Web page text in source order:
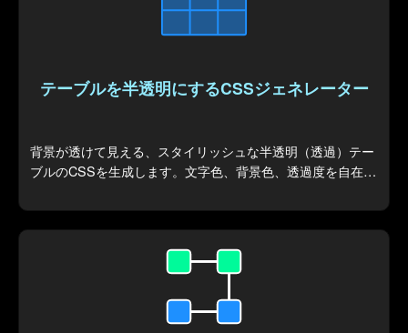
テーブルを半透明にするCSSジェネレーター
背景が透けて見える、スタイリッシュな半透明（透過）テー
ブルのCSSを生成します。文字色、背景色、透過度を自在に
ます。